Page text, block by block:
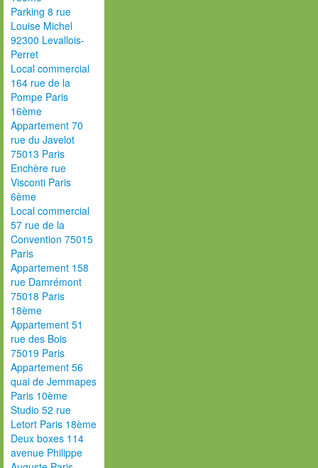
Parking 8 rue
Louise Michel
92300 Levallois-
Perret
Local commercial
164 rue de la
Pompe Paris
16ème
Appartement 70
rue du Javelot
75013 Paris
Enchère rue
Visconti Paris
6ème
Local commercial
57 rue de la
Convention 75015
Paris
Appartement 158
rue Damrémont
75018 Paris
18ème
Appartement 51
rue des Bois
75019 Paris
Appartement 56
quai de Jemmapes
Paris 10ème
Studio 52 rue
Letort Paris 18ème
Deux boxes 114
avenue Philippe